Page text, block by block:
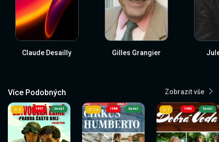
Claude Desailly Gilles Grangier
Více Podobných Zobrazit vše
1997
5 Seriál 1988
7.4 Seriál 1983
7 Seriál